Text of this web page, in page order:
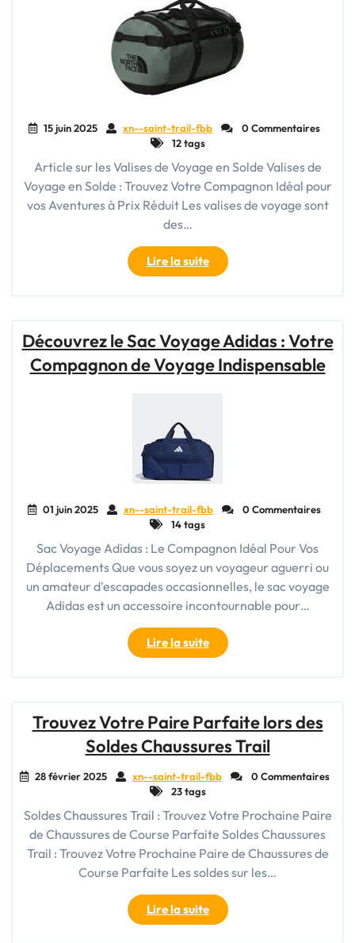
Pas
Cher"
15 juin 2025 xn--saint-trail-fbb
0 Commentaires
12 tags
Article sur les Valises de Voyage en Solde Valises de
Voyage en Solde : Trouvez Votre Compagnon Idéal pour
vos Aventures à Prix Réduit Les valises de voyage sont
des…
Lire la suite"Trouvez
Votre
Compagnon
Idéal
en
Immanquables
sur
les
Valises"
Découvrez le Sac Voyage Adidas : Votre
Compagnon de Voyage Indispensable
01 juin 2025 xn--saint-trail-fbb
0 Commentaires
14 tags
Sac Voyage Adidas : Le Compagnon Idéal Pour Vos
Déplacements Que vous soyez un voyageur aguerri ou
un amateur d'escapades occasionnelles, le sac voyage
Adidas est un accessoire incontournable pour…
Lire la suite"Découvrez
le
Sac
:
Votre
de
Indispensable"
Trouvez Votre Paire Parfaite lors des
Soldes Chaussures Trail
28 février 2025 xn--saint-trail-fbb
0 Commentaires
23 tags
Soldes Chaussures Trail : Trouvez Votre Prochaine Paire
de Chaussures de Course Parfaite Soldes Chaussures
Trail : Trouvez Votre Prochaine Paire de Chaussures de
Course Parfaite Les soldes sur les…
Lire la suite"Trouvez
Votre